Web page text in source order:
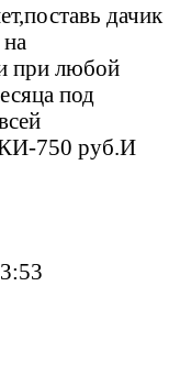
дачик
и при любой
под
750 руб.И